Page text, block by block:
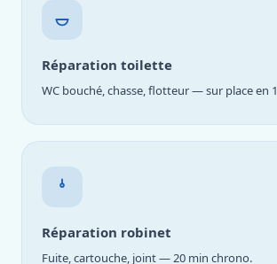
Réparation toilette
WC bouché, chasse, flotteur — sur place en
Réparation robinet
Fuite, cartouche, joint — 20 min chrono.